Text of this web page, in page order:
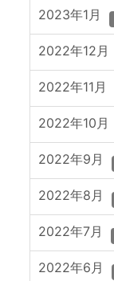
2023年1月
2022年12月
2022年11月
2022年10月
2022年9月
2022年8月
2022年7月
2022年6月